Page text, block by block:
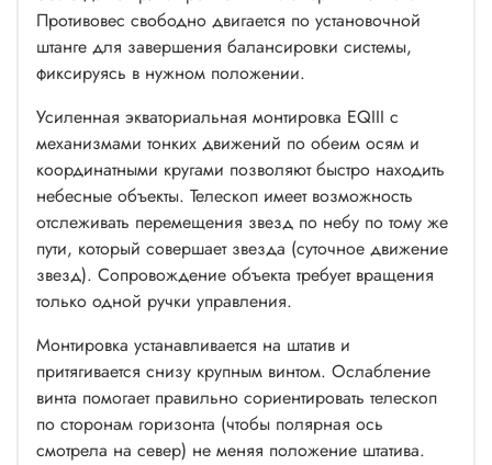
Противовес свободно двигается по установочной
штанге для завершения балансировки системы,
фиксируясь в нужном положении.
Усиленная экваториальная монтировка EQIII с
механизмами тонких движений по обеим осям и
координатными кругами позволяют быстро находить
небесные объекты. Телескоп имеет возможность
отслеживать перемещения звезд по небу по тому же
пути, который совершает звезда (суточное движение
звезд). Сопровождение объекта требует вращения
только одной ручки управления.
Монтировка устанавливается на штатив и
притягивается снизу крупным винтом. Ослабление
винта помогает правильно сориентировать телескоп
по сторонам горизонта (чтобы полярная ось
смотрела на север) не меняя положение штатива.